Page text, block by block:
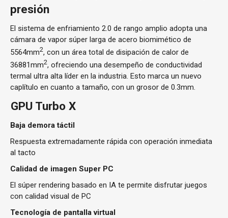
presión
El sistema de enfriamiento 2.0 de rango amplio adopta una
cámara de vapor súper larga de acero biomimético de
5564mm2, con un área total de disipación de calor de
36881mm2, ofreciendo una desempeño de conductividad
termal ultra alta líder en la industria. Esto marca un nuevo
caplítulo en cuanto a tamaño, con un grosor de 0.3mm.
GPU Turbo X
Baja demora táctil
Respuesta extremadamente rápida con operación inmediata
al tacto
Calidad de imagen Super PC
El súper rendering basado en IA te permite disfrutar juegos
con calidad visual de PC
Tecnología de pantalla virtual